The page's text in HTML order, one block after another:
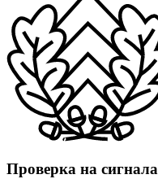
Проверка на сигнала